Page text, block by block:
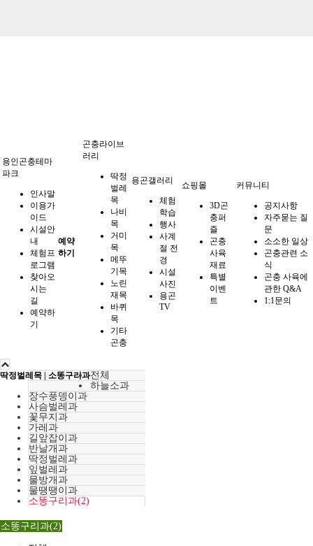
용인곤충테마
파크
인사말
이용가
이드
시설안
내
체험프
로그램
찾아오
시는
길
예약하
기
예약
하기
곤충라이브
러리
딱정
벌레
목
나비
목
거미
목
메뚜
기목
노린
재목
바퀴
목
기타
곤충
용곤갤러리
체험
학습
행사
사계
절 전
경
시설
사진
용곤
TV
쇼핑몰
3D곤
충퍼
즐
곤충
사육
재료
특별
이벤
트
커뮤니티
공지사항
자주묻는 질
문
소소한 일상
곤충관련 소
식
곤충 사육에
관한 Q&A
1:1문의
딱정벌레목 | 소똥구리과전체
하늘소과
장수풍뎅이과
사슴벌레과
꽃무지과
가레과
길앞잡이과
반날개과
딱정벌레과
잎벌레과
물방개과
물땡땡이과
소똥구리과(2)
소똥구리과(2)